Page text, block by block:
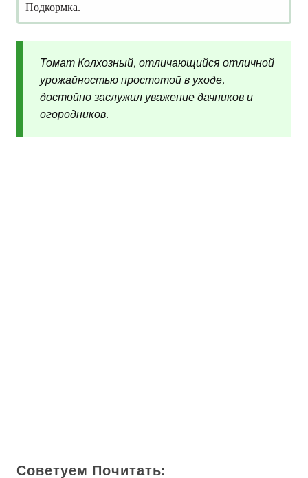
Подкормка.
Томат Колхозный, отличающийся отличной
урожайностью простотой в уходе,
достойно заслужил уважение дачников и
огородников.
Советуем Почитать: